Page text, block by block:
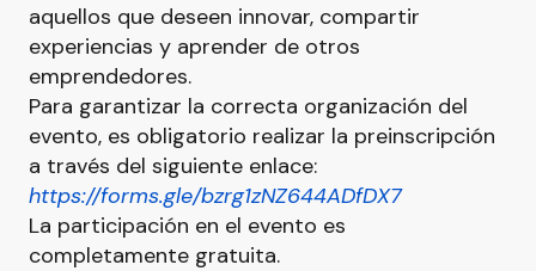
aquellos que deseen innovar, compartir
experiencias y aprender de otros
emprendedores.
Para garantizar la correcta organización del
evento, es obligatorio realizar la preinscripción
a través del siguiente enlace:
https://forms.gle/bzrg1zNZ644ADfDX7
La participación en el evento es
completamente gratuita.